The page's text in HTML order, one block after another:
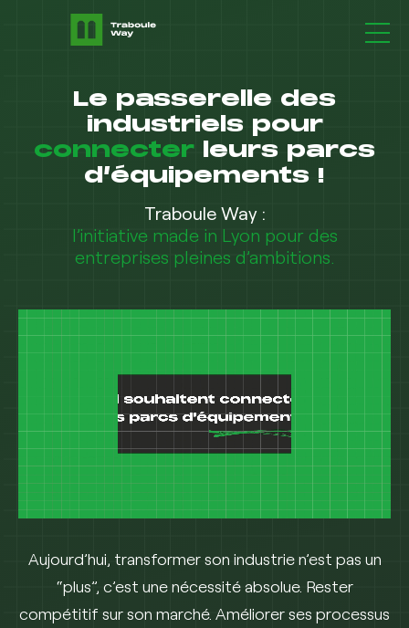
Le passerelle des
industriels pour
connecter leurs parcs
d’équipements !
Traboule Way :
l’initiative made in Lyon pour des
entreprises pleines d’ambitions.
Aujourd’hui, transformer son industrie n’est pas un
“plus”, c’est une nécessité absolue. Rester
compétitif sur son marché. Améliorer ses processus
Supervision & observabilité
Solutions
Cas client
Le groupement
Contact